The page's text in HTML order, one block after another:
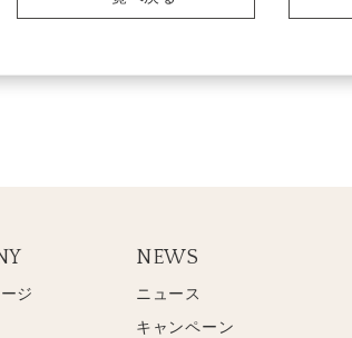
ジ
NEWS
ニュース
キャンペーン